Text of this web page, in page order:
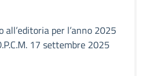
per l’anno 2025
17 settembre 2025